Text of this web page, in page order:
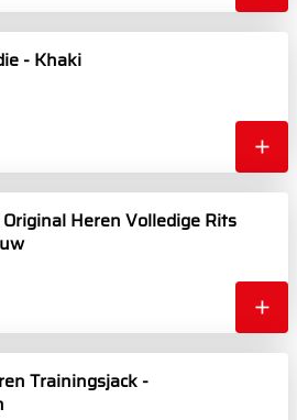
- Khaki
Heren Volledige Rits
Trainingsjack -